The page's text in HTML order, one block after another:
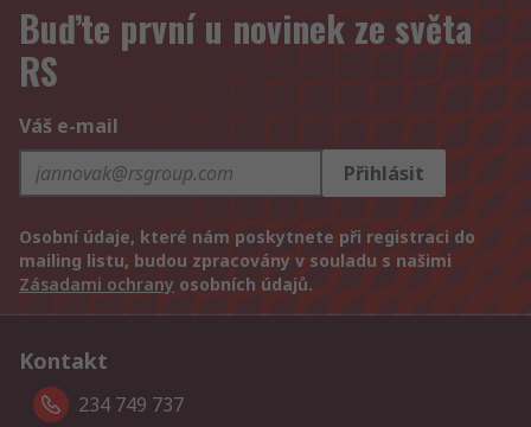
Buďte první u novinek ze světa
RS
Váš e-mail
Přihlásit
Osobní údaje, které nám poskytnete při registraci do
mailing listu, budou zpracovány v souladu s našimi
Zásadami ochrany osobních údajů.
Kontakt
234 749 737